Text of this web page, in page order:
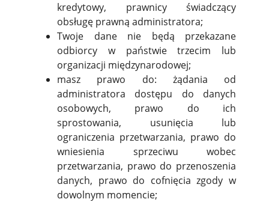
kredytowy, prawnicy świadczący
obsługę prawną administratora;
Twoje dane nie będą przekazane
odbiorcy w państwie trzecim lub
organizacji międzynarodowej;
masz prawo do: żądania od
administratora dostępu do danych
osobowych, prawo do ich
sprostowania, usunięcia lub
ograniczenia przetwarzania, prawo do
wniesienia sprzeciwu wobec
przetwarzania, prawo do przenoszenia
danych, prawo do cofnięcia zgody w
dowolnym momencie;